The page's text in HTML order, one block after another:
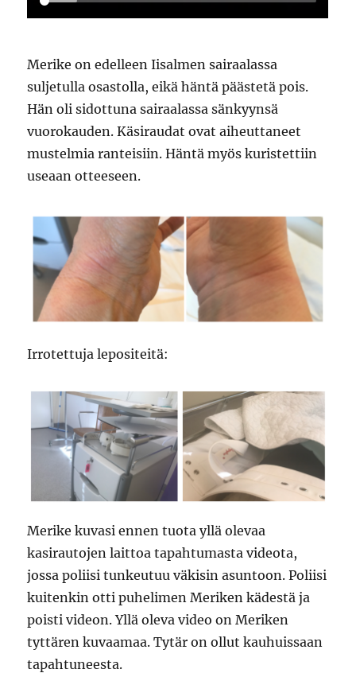
Merike on edelleen Iisalmen sairaalassa
suljetulla osastolla, eikä häntä päästetä pois.
Hän oli sidottuna sairaalassa sänkyynsä
vuorokauden. Käsiraudat ovat aiheuttaneet
mustelmia ranteisiin. Häntä myös kuristettiin
useaan otteeseen.
Irrotettuja lepositeitä:
Merike kuvasi ennen tuota yllä olevaa
kasirautojen laittoa tapahtumasta videota,
jossa poliisi tunkeutuu väkisin asuntoon. Poliisi
kuitenkin otti puhelimen Meriken kädestä ja
poisti videon. Yllä oleva video on Meriken
tyttären kuvaamaa. Tytär on ollut kauhuissaan
tapahtuneesta.